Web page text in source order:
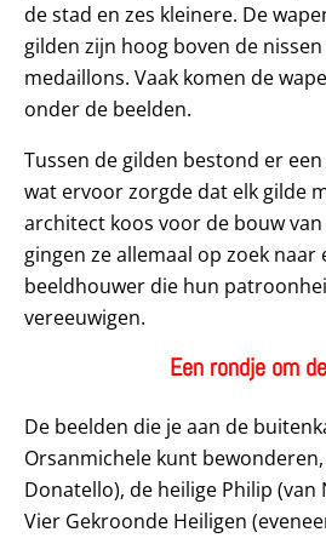
de stad en zes kleinere. De
gilden zijn hoog boven de
medaillons. Vaak komen de
onder de beelden.
Tussen de gilden bestond er
wat ervoor zorgde dat elk gilde
architect koos voor de bouw
gingen ze allemaal op zoek
beeldhouwer die hun
vereeuwigen.
Een rondje om
De beelden die je aan de
Orsanmichele kunt
Donatello), de heilige Philip (van
Vier Gekroonde Heiligen